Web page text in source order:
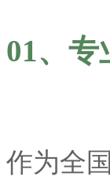
01、专
作为全